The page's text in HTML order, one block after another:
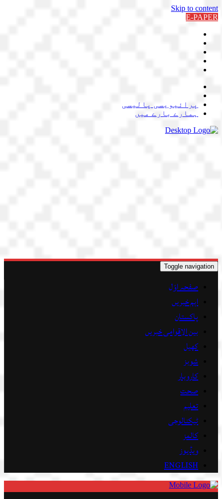
Skip to content
E-PAPER
پرائیویسی پالیسی
ہمارے بارے میں
Toggle navigation
صفحہ اوّل
اہم خبریں
پاکستان
بین الاقوامی خبریں
کھیل
شوبز
کاروبار
صحت
تعلیم
ٹیکنالوجی
کالمز
ویڈیوز
ENGLISH